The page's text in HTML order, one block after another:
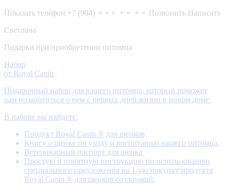
Показать телефон +7 (904) ⚬⚬⚬ ⚬⚬ ⚬⚬ Позвонить Написать
Светлана
Подарки при приобретении питомца
Набор
от Royal Canin
Подарочный набор для вашего питомца, который поможет
вам позаботиться о нем с первых дней жизни в новом доме.
В наборе вы найдете:
Продукт Royal Canin ® для щенков,
Книгу о щенке по уходу и воспитанию вашего питомца,
Ветеринарный паспорт для щенка
Простую и понятную инструкцию по использованию
специального предложения на 1-ую покупку продукта
Royal Canin ® для щенков со скидкой.